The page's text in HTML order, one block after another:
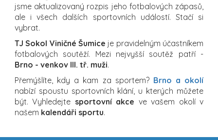
jsme aktualizovaný rozpis jeho fotbalových zápasů,
ale i všech dalších sportovních událostí. Stačí si
vybrat.
TJ Sokol Viničné Šumice je pravidelným účastníkem
fotbalových soutěží. Mezi nejvyšší soutěž patří -
Brno - venkov III. tř. muži.
Přemýšlíte, kdy a kam za sportem? Brno a okolí
nabízí spoustu sportovních klání, u kterých můžete
být. Vyhledejte sportovní akce ve vašem okolí v
našem kalendáři sportu.